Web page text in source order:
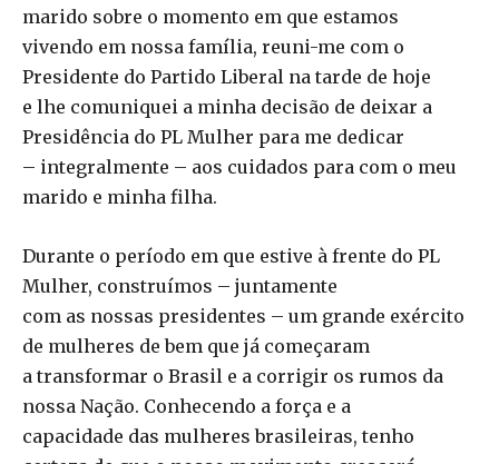
marido sobre o momento em que estamos
vivendo em nossa família, reuni-me com o
Presidente do Partido Liberal na tarde de hoje
e lhe comuniquei a minha decisão de deixar a
Presidência do PL Mulher para me dedicar
– integralmente – aos cuidados para com o meu
marido e minha filha.
Durante o período em que estive à frente do PL
Mulher, construímos – juntamente
com as nossas presidentes – um grande exército
de mulheres de bem que já começaram
a transformar o Brasil e a corrigir os rumos da
nossa Nação. Conhecendo a força e a
capacidade das mulheres brasileiras, tenho